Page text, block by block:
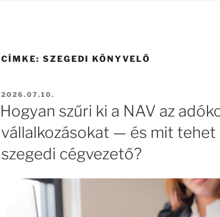
CÍMKE: SZEGEDI KÖNYVELŐ
BEKÜLDVE:
2026.07.10.
Hogyan szűri ki a NAV az
vállalkozásokat — és mit tehet
szegedi cégvezető?